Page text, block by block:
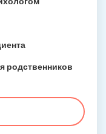
родственников